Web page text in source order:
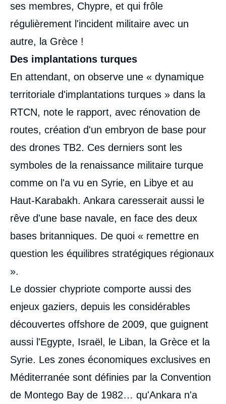
ses membres, Chypre, et qui frôle
régulièrement l'incident militaire avec un
autre, la Grèce !
Des implantations turques
En attendant, on observe une « dynamique
territoriale d'implantations turques » dans la
RTCN, note le rapport, avec rénovation de
routes, création d'un embryon de base pour
des drones TB2. Ces derniers sont les
symboles de la renaissance militaire turque
comme on l'a vu en Syrie, en Libye et au
Haut-Karabakh. Ankara caresserait aussi le
rêve d'une base navale, en face des deux
bases britanniques. De quoi « remettre en
question les équilibres stratégiques régionaux
».
Le dossier chypriote comporte aussi des
enjeux gaziers, depuis les considérables
découvertes offshore de 2009, que guignent
aussi l'Egypte, Israël, le Liban, la Grèce et la
Syrie. Les zones économiques exclusives en
Méditerranée sont définies par la Convention
de Montego Bay de 1982… qu'Ankara n'a